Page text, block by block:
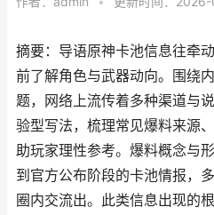
摘要：导语原神卡池信息往牵
前了解角色与武器动向。围绕
题，网络上流传着多种渠道与
验型写法，梳理常见爆料来源
助玩家理性参考。爆料概念与
到官方公布阶段的卡池情报，
圈内交流出。此类信息出现的